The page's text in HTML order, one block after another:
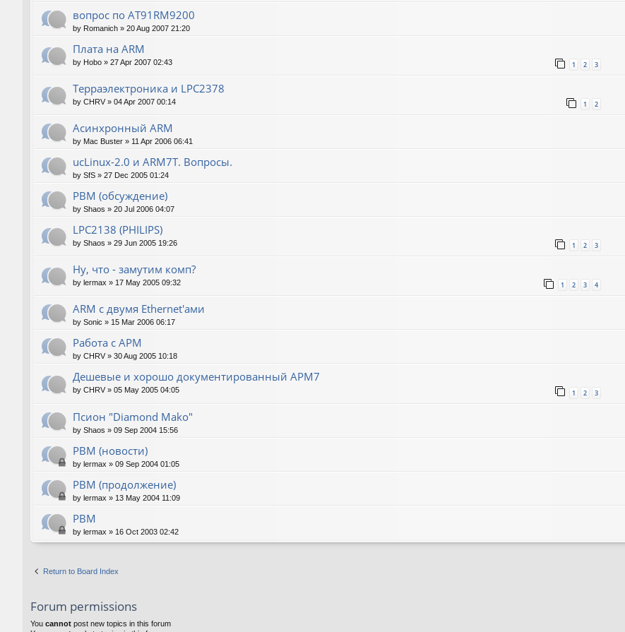
вопрос по AT91RM9200
by Romanich » 20 Aug 2007 21:20
Плата на ARM
by Hobo » 27 Apr 2007 02:43 1 2 3
Терраэлектроника и LPC2378
by CHRV » 04 Apr 2007 00:14 1 2
Асинхронный ARM
by Mac Buster » 11 Apr 2006 06:41
ucLinux-2.0 и ARM7T. Вопросы.
by SfS » 27 Dec 2005 01:24
РВМ (обсуждение)
by Shaos » 20 Jul 2006 04:07
LPC2138 (PHILIPS)
by Shaos » 29 Jun 2005 19:26 1 2 3
Ну, что - замутим комп?
by lermax » 17 May 2005 09:32 1 2 3 4
ARM с двумя Ethernet'ами
by Sonic » 15 Mar 2006 06:17
Работа с АРМ
by CHRV » 30 Aug 2005 10:18
Дешевые и хорошо документированный АРМ7
by CHRV » 05 May 2005 04:05 1 2 3
Псион "Diamond Mako"
by Shaos » 09 Sep 2004 15:56
РВМ (новости)
by lermax » 09 Sep 2004 01:05
РВМ (продолжение)
by lermax » 13 May 2004 11:09
РВМ
by lermax » 16 Oct 2003 02:42
Return to Board Index
Forum permissions
You cannot post new topics in this forum